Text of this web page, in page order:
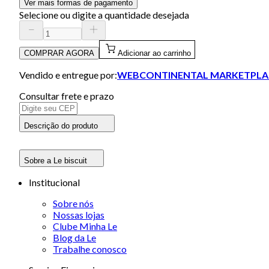
Ver mais formas de pagamento
Selecione ou digite a quantidade desejada
COMPRAR AGORA Adicionar ao carrinho
Vendido e entregue por:WEBCONTINENTAL
Consultar frete e prazo
Descrição do produto
Sobre a Le biscuit
Institucional
Sobre nós
Nossas lojas
Clube Minha Le
Blog da Le
Trabalhe conosco